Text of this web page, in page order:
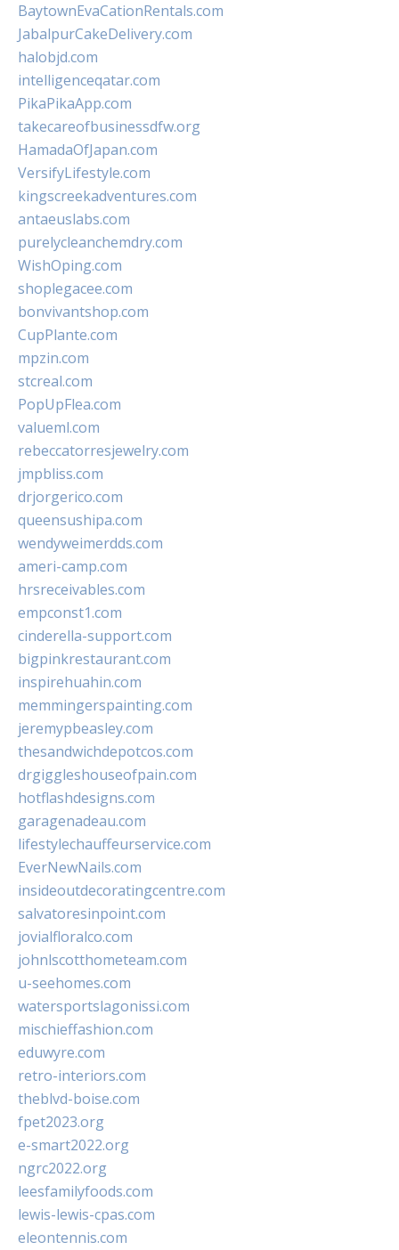
BaytownEvaCationRentals.com
JabalpurCakeDelivery.com
halobjd.com
intelligenceqatar.com
PikaPikaApp.com
takecareofbusinessdfw.org
HamadaOfJapan.com
VersifyLifestyle.com
kingscreekadventures.com
antaeuslabs.com
purelycleanchemdry.com
WishOping.com
shoplegacee.com
bonvivantshop.com
CupPlante.com
mpzin.com
stcreal.com
PopUpFlea.com
valueml.com
rebeccatorresjewelry.com
jmpbliss.com
drjorgerico.com
queensushipa.com
wendyweimerdds.com
ameri-camp.com
hrsreceivables.com
empconst1.com
cinderella-support.com
bigpinkrestaurant.com
inspirehuahin.com
memmingerspainting.com
jeremypbeasley.com
thesandwichdepotcos.com
drgiggleshouseofpain.com
hotflashdesigns.com
garagenadeau.com
lifestylechauffeurservice.com
EverNewNails.com
insideoutdecoratingcentre.com
salvatoresinpoint.com
jovialfloralco.com
johnlscotthometeam.com
u-seehomes.com
watersportslagonissi.com
mischieffashion.com
eduwyre.com
retro-interiors.com
theblvd-boise.com
fpet2023.org
e-smart2022.org
ngrc2022.org
leesfamilyfoods.com
lewis-lewis-cpas.com
eleontennis.com